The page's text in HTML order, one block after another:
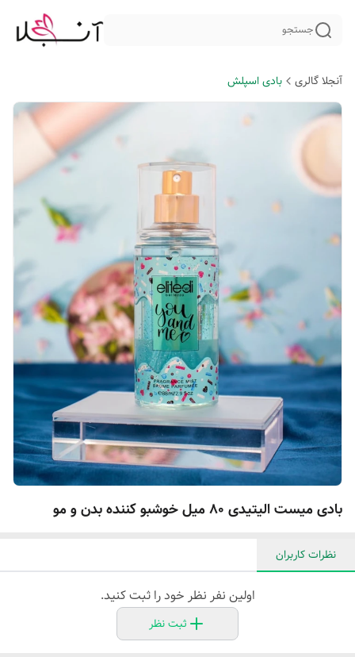
جستجو
آنجلا گالری بادی اسپلش
بادی میست الیتیدی ۸۰ میل خوشبو کننده بدن و مو
نظرات کاربران
اولین نفر نظر خود را ثبت کنید.
ثبت نظر